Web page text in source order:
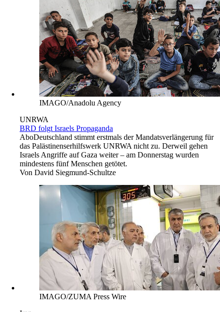
IMAGO/Anadolu Agency
UNRWA
BRD folgt Israels Propaganda
AboDeutschland stimmt erstmals der Mandatsverlängerung für
das Palästinenserhilfswerk UNRWA nicht zu. Derweil gehen
Israels Angriffe auf Gaza weiter – am Donnerstag wurden
mindestens fünf Menschen getötet.
Von David Siegmund-Schultze
IMAGO/ZUMA Press Wire